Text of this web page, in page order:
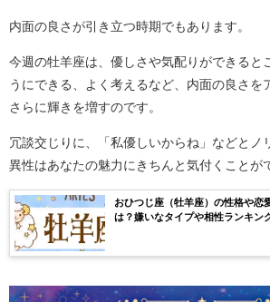
内面の良さが引き立つ時期でもあります。
今週の牡羊座は、優しさや気配りができると
うにできる、よく考えるなど、内面の良さを
さらに輝きを増すのです。
冗談交じりに、「私優しいからね」などとノ
異性はあなたの魅力にきちんと気付くことが
おひつじ座（牡羊座）の性格や恋
は？嫌いなタイプや相性ランキン